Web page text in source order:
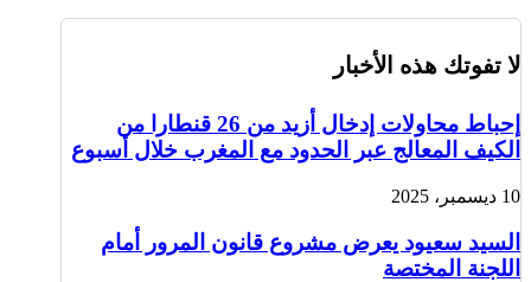
لا تفوتك هذه الأخبار
إحباط محاولات إدخال أزيد من 26 قنطارا من
الكيف المعالج عبر الحدود مع المغرب خلال أسبوع
10 ديسمبر، 2025
السيد سعيود يعرض مشروع قانون المرور أمام
اللجنة المختصة